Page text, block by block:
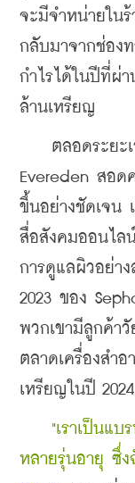
จะมีจำหน่ายใน
กลับมาจากช่อง
กำไรได้ในปีที่ผ่
ล้านเหรียญ
ตลอดระยะเว
Evereden สอด
ขึ้นอย่างชัดเจน
สื่อสังคมออนไล
การดูแลผิวอย่าง
2023 ของ
พวกเขามีลูกค้า
ตลาดเครื่องสำ
เหรียญในปี 2024
"เราเป็นแบร
หลายรุ่นอายุ ซึ่ง